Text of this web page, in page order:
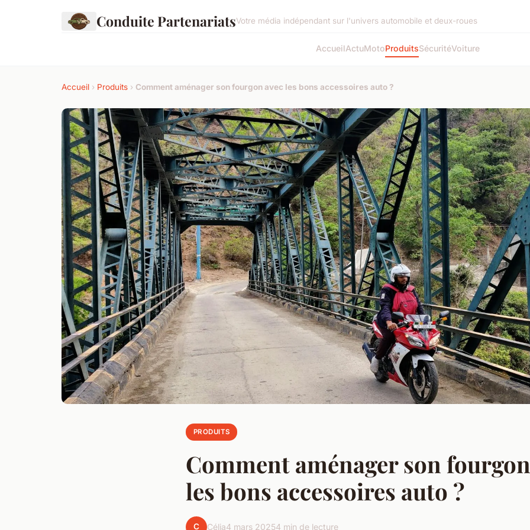
Conduite PartenariatsVotre média indépendant sur l'univers automobile et deux-roues
AccueilActuMotoProduitsSécuritéVoiture
Accueil › Produits › Comment aménager son fourgon avec les bons accessoires auto ?
PRODUITS
Comment aménager son
les bons accessoires auto ?
C Célia4 mars 20254 min de lecture